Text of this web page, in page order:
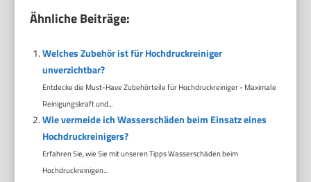
Ähnliche Beiträge:
Welches Zubehör ist für Hochdruckreiniger
unverzichtbar?
Entdecke die Must-Have Zubehörteile für Hochdruckreiniger - Maximale
Reinigungskraft und...
Wie vermeide ich Wasserschäden beim Einsatz eines
Hochdruckreinigers?
Erfahren Sie, wie Sie mit unseren Tipps Wasserschäden beim
Hochdruckreinigen...